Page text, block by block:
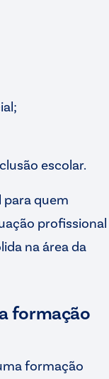
escolar.
para quem
profissional
na área da
formação
formação